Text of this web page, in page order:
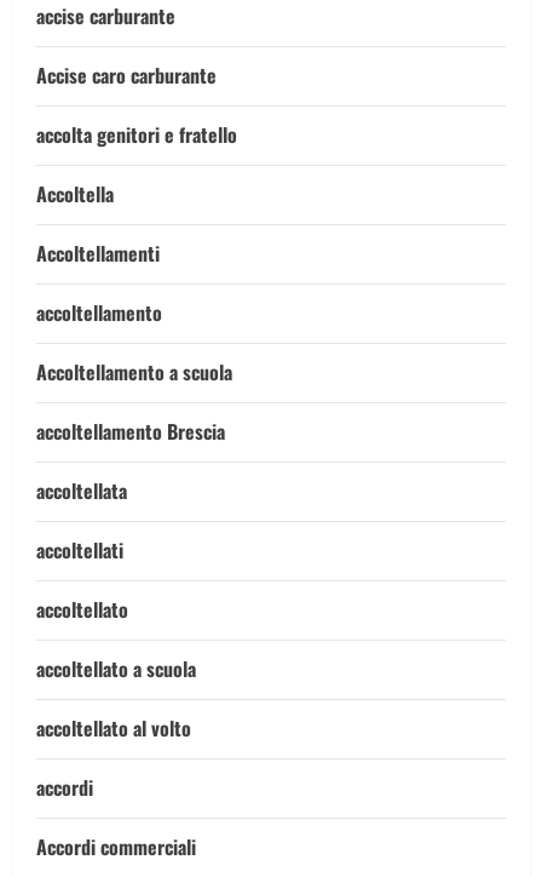
accise carburante
Accise caro carburante
accolta genitori e fratello
Accoltella
Accoltellamenti
accoltellamento
Accoltellamento a scuola
accoltellamento Brescia
accoltellata
accoltellati
accoltellato
accoltellato a scuola
accoltellato al volto
accordi
Accordi commerciali